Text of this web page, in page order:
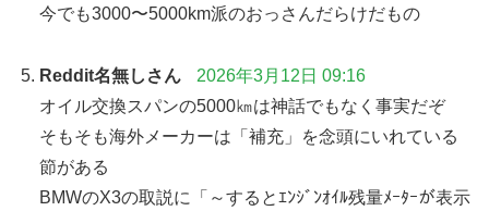
今でも3000〜5000km派のおっさんだらけだもの
Reddit名無しさん
2026年3月12日 09:16
オイル交換スパンの5000㎞は神話でもなく事実だぞ
そもそも海外メーカーは「補充」を念頭にいれている
節がある
BMWのX3の取説に「～するとｴﾝｼﾞﾝｵｲﾙ残量ﾒｰﾀｰが表示